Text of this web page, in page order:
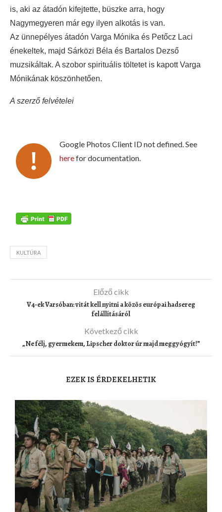
is, aki az átadón kifejtette, büszke arra, hogy
Nagymegyeren már egy ilyen alkotás is van.
Az ünnepélyes átadón Varga Mónika és Petőcz Laci
énekeltek, majd Sárközi Béla és Bartalos Dezső
muzsikáltak. A szobor spirituális töltetet is kapott Varga
Mónikának köszönhetően.
A szerző felvételei
Google Photos Client ID not defined. See
herefor documentation.
KULTÚRA
Előző cikk
V4-ek Varsóban: vitát kell nyitni a közös európai hadsereg
felállításáról
Következő cikk
„Ne félj, gyermekem, Lipscher doktor úr majd meggyógyít!”
EZEK IS ÉRDEKELHETIK